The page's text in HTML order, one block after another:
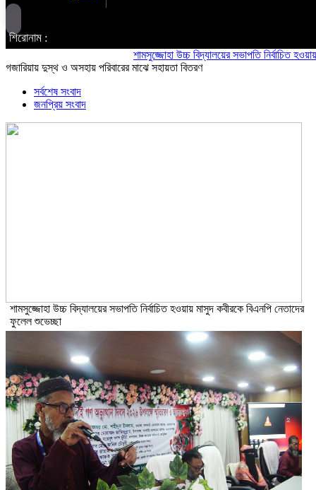
শিরোনাম :
শামসুজ্জোহা উচ্চ বিদ্যালয়ের সভাপতি নির্বাচিত হওয়ায়
গজারিয়ায় দুস্থ ও অসহায় পরিবারের মাঝে সহায়তা বিতরণ
সর্বশেষ সংবাদ
জনপ্রিয় সংবাদ
শামসুজ্জোহা উচ্চ বিদ্যালয়ের সভাপতি নির্বাচিত হওয়ায় মাসুদ কবীরকে বিএনপি নেতাদের
ফুলেল শুভেচ্ছা